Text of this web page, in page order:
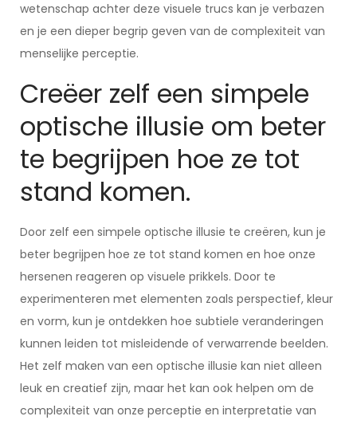
wetenschap achter deze visuele trucs kan je verbazen
en je een dieper begrip geven van de complexiteit van
menselijke perceptie.
Creëer zelf een simpele
optische illusie om beter
te begrijpen hoe ze tot
stand komen.
Door zelf een simpele optische illusie te creëren, kun je
beter begrijpen hoe ze tot stand komen en hoe onze
hersenen reageren op visuele prikkels. Door te
experimenteren met elementen zoals perspectief, kleur
en vorm, kun je ontdekken hoe subtiele veranderingen
kunnen leiden tot misleidende of verwarrende beelden.
Het zelf maken van een optische illusie kan niet alleen
leuk en creatief zijn, maar het kan ook helpen om de
complexiteit van onze perceptie en interpretatie van